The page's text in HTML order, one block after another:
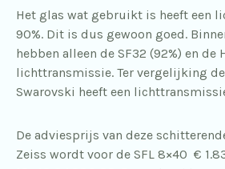
Het glas wat gebruikt is heeft een
90%. Dit is dus gewoon goed.
hebben alleen de SF32 (92%) en de
lichttransmissie. Ter vergelijking de
Swarovski heeft een
De adviesprijs van deze
Zeiss wordt voor de SFL 8×40 €